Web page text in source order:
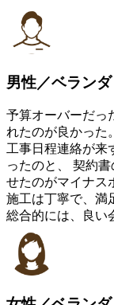
男性／ベラン
予算オーバーだっ
れたのが良かった。
工事日程連絡が来
ったのと、 契約
せたのがマイナス
施工は丁寧で、満
総合的には、良い